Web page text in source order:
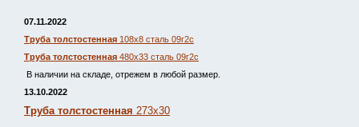
07.11.2022
Труба толстостенная 108х8 сталь 09г2с
Труба толстостенная 480х33 сталь 09г2с
В наличии на складе, отрежем в любой размер.
13.10.2022
Труба толстостенная 273х30